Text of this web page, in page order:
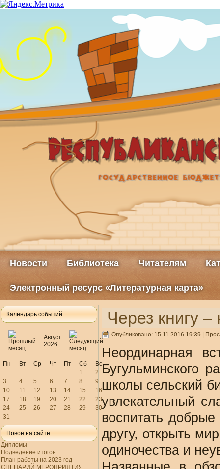
Новости Библиотека Читателям
Электронный ресурс «Литературная карта»
Календарь событий
Август
2026
Пн Вт Ср Чт Пт Сб
Вс
1
2
3
4 5 6 7 8
9
10
11 12 13 14 15
16
17
18 19 20 21 22
23
24
25 26 27 28 29
30
31
Новое на сайте
Дипломы
Подведение итогов
План работы на 2023 год
СЦЕНАРИЙ МЕРОПРИЯТИЯ,
Через книгу –
Опубликовано: 15.11.2016 19:39 |
Неординарная
Бугульминского
школы сельский
увлекательный
воспитать
другу, открыть
одиночества и